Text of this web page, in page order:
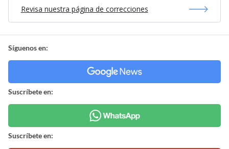
Revisa nuestra página de correcciones
Síguenos en:
Suscríbete en:
Suscríbete en: